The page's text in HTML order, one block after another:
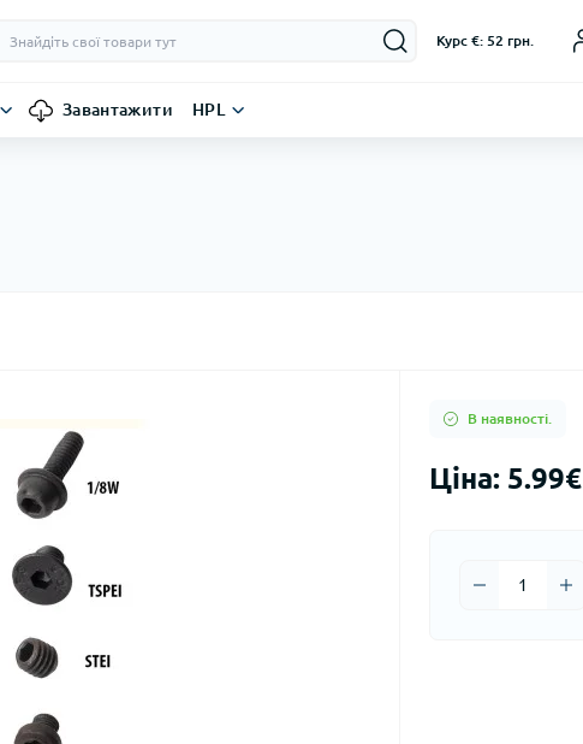
Курс €: 52 грн.
Завантажити HPL
В наявності.
Ціна: 5.99€